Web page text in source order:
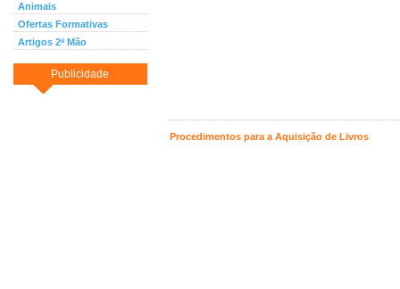
Animais
Ofertas Formativas
Artigos 2ª Mão
Publicidade
Procedimentos para a Aquisição de Livros